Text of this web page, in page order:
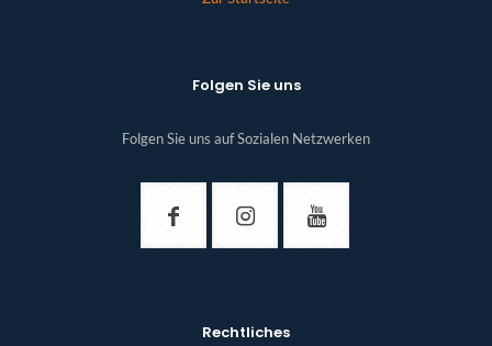
Folgen Sie uns
Folgen Sie uns auf Sozialen Netzwerken
Rechtliches